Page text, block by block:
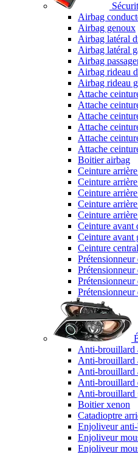
Airbag
Airbag genoux
Airbag latéral
Airbag latéral
Airbag
Airbag rideau
Airbag rideau
Attache
Attache
Attache
Attache
Attache
Attache
Boitier airbag
Ceinture
Ceinture
Ceinture
Ceinture
Ceinture
Ceinture avant
Ceinture avant
Ceinture
Prétensionneur
Prétensionneur
Anti-brouillard
Anti-brouillard
Anti-brouillard
Anti-brouillard
Anti-brouillard
Boitier xenon
Catadioptre
Enjoliveur
Enjoliveur
Enjoliveur